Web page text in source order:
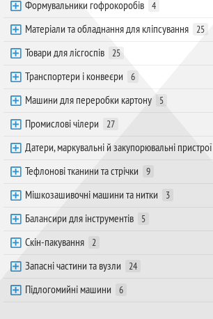
Формувальники гофрокоробів 4
Матеріали та обладнання для кліпсування 25
Товари для лісгоспів 25
Транспортери і конвеєри 6
Машини для переробки картону 5
Промислові чілери 27
Датери, маркувальні й закупорювальні пристрої
Тефлонові тканини та стрічки 9
Мішкозашивочні машини та нитки 3
Балансири для інструментів 5
Скін-пакування 2
Запасні частини та вузли 24
Підлогомийні машини 6